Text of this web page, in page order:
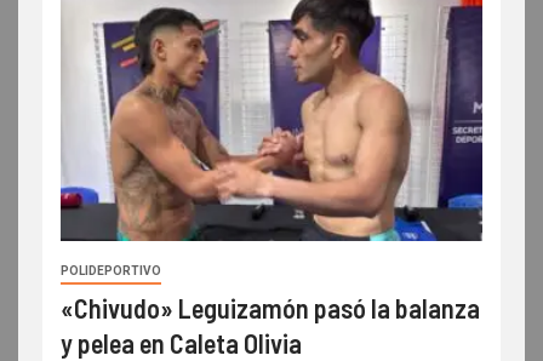
POLIDEPORTIVO
«Chivudo» Leguizamón pasó la balanza
y pelea en Caleta Olivia